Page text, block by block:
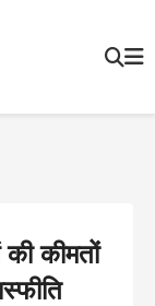
की कीमतों